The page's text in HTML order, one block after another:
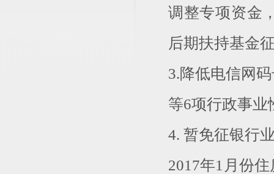
调整专项资金
后期扶持基金
3.降低电信网
等6项行政事业
4. 暂免征银行
2017年1月份